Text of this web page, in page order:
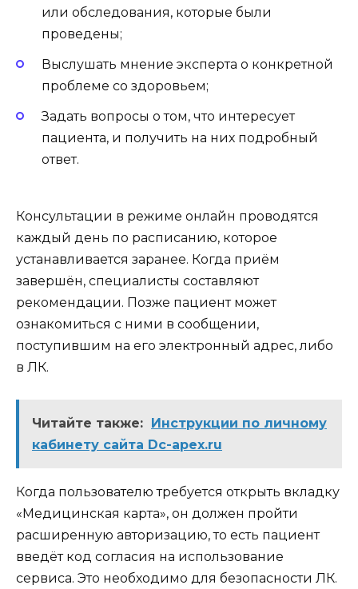
или обследования, которые были
проведены;
Выслушать мнение эксперта о конкретной
проблеме со здоровьем;
Задать вопросы о том, что интересует
пациента, и получить на них подробный
ответ.
Консультации в режиме онлайн проводятся
каждый день по расписанию, которое
устанавливается заранее. Когда приём
завершён, специалисты составляют
рекомендации. Позже пациент может
ознакомиться с ними в сообщении,
поступившим на его электронный адрес, либо
в ЛК.
Читайте также: Инструкции по личному
кабинету сайта Dc-apex.ru
Когда пользователю требуется открыть вкладку
«Медицинская карта», он должен пройти
расширенную авторизацию, то есть пациент
введёт код согласия на использование
сервиса. Это необходимо для безопасности ЛК.